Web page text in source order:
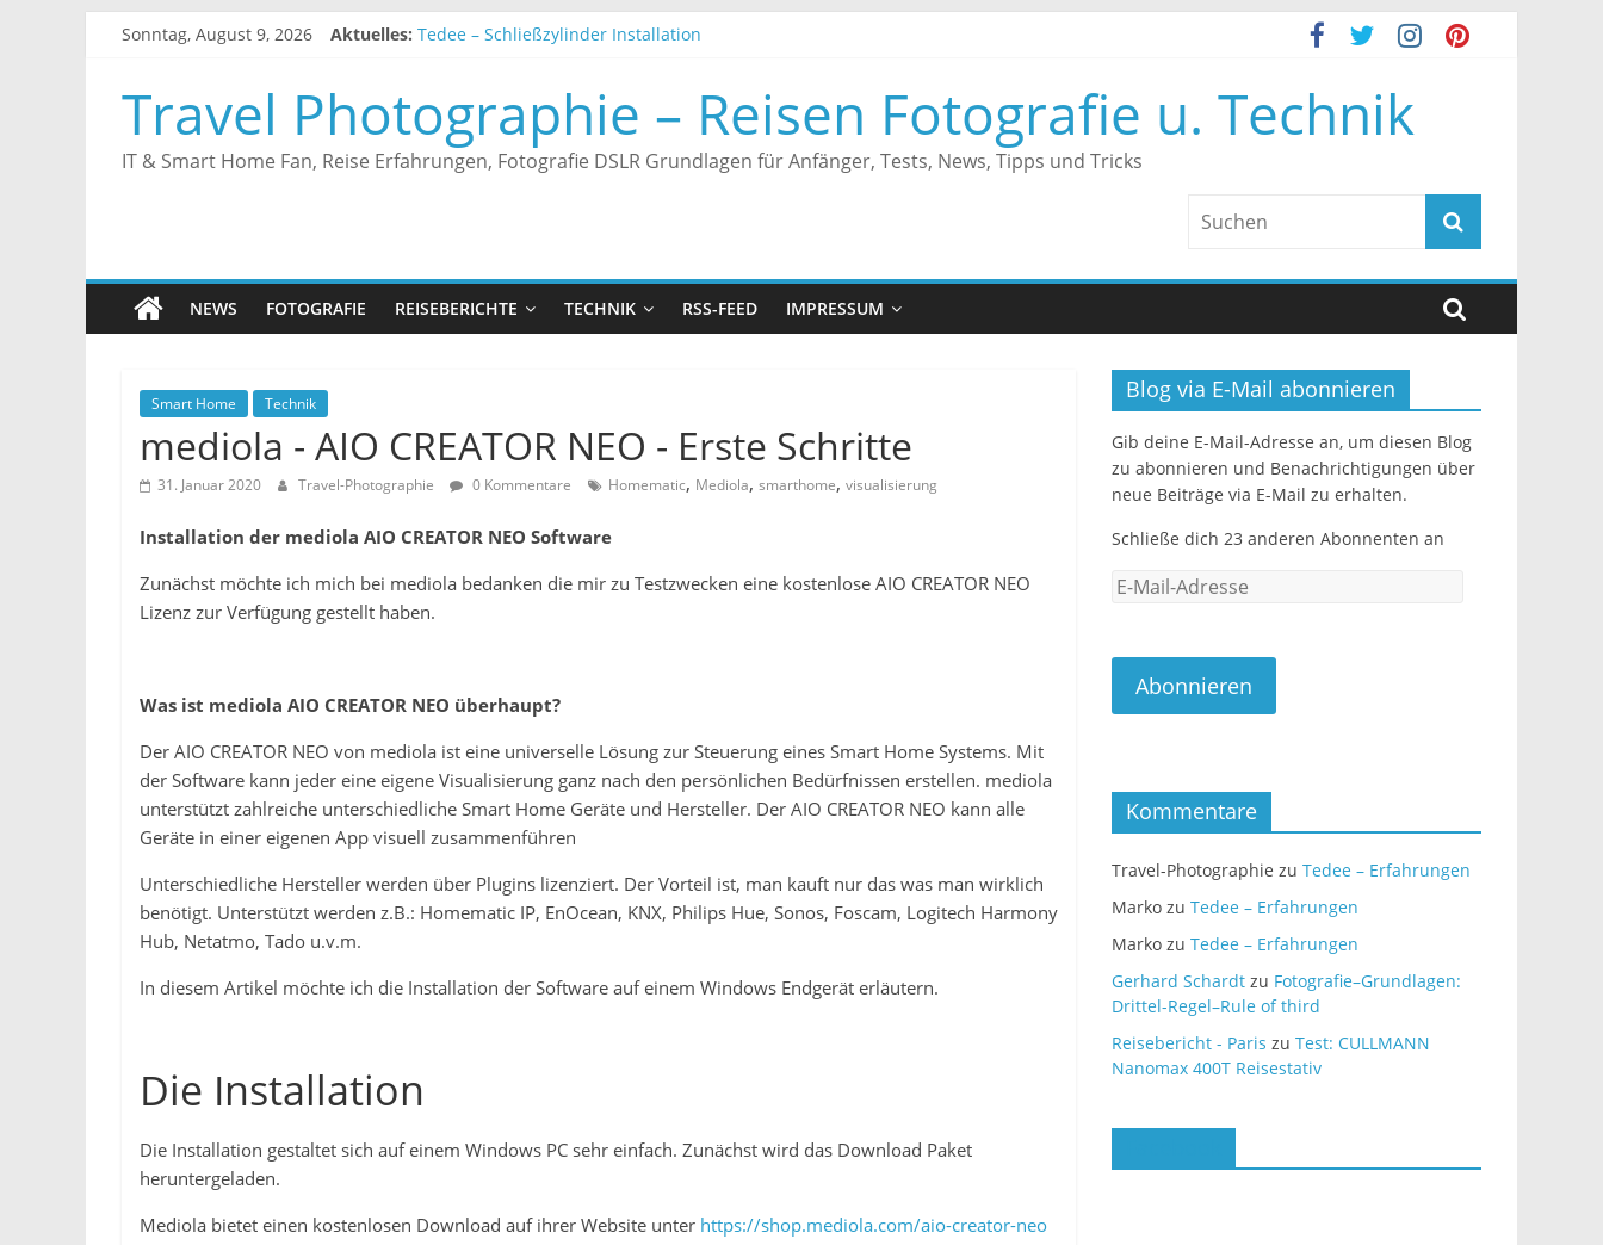
ZumSonntag, August 9, 2026 Aktuelles: Tedee – Schließzylinder Installation
Tedee – Smartes Türschloss an Alexa anbinden
Tedee – Erfahrungen
Travel Photographie – Reisen Fotografie u. Technik
IT & Smart Home Fan, Reise Erfahrungen, Fotografie DSLR Grundlagen für Anfänger, Tests, News, Tipps und Tricks
NEWS FOTOGRAFIE REISEBERICHTE TECHNIK RSS-FEED IMPRESSUM
Smart Home Technik
mediola - AIO CREATOR NEO - Erste Schritte
31. Januar 2020 Travel-Photographie 0 Kommentare Homematic, Mediola, smarthome, visualisierung
Installation der mediola AIO CREATOR NEO Software
Zunächst möchte ich mich bei mediola bedanken die mir zu Testzwecken eine kostenlose AIO CREATOR NEO
Lizenz zur Verfügung gestellt haben.
Was ist mediola AIO CREATOR NEO überhaupt?
Der AIO CREATOR NEO von mediola ist eine universelle Lösung zur Steuerung eines Smart Home Systems. Mit
der Software kann jeder eine eigene Visualisierung ganz nach den persönlichen Bedürfnissen erstellen. mediola
unterstützt zahlreiche unterschiedliche Smart Home Geräte und Hersteller. Der AIO CREATOR NEO kann alle
Geräte in einer eigenen App visuell zusammenführen
Unterschiedliche Hersteller werden über Plugins lizenziert. Der Vorteil ist, man kauft nur das was man wirklich
benötigt. Unterstützt werden z.B.: Homematic IP, EnOcean, KNX, Philips Hue, Sonos, Foscam, Logitech Harmony
Hub, Netatmo, Tado u.v.m.
In diesem Artikel möchte ich die Installation der Software auf einem Windows Endgerät erläutern.
Die Installation
Die Installation gestaltet sich auf einem Windows PC sehr einfach. Zunächst wird das Download Paket
heruntergeladen.
Mediola bietet einen kostenlosen Download auf ihrer Website unter https://shop.mediola.com/aio-creator-neo
Blog via E-Mail abonnieren
Gib deine E-Mail-Adresse an, um diesen Blog
zu abonnieren und Benachrichtigungen über
neue Beiträge via E-Mail zu erhalten.
Schließe dich 23 anderen Abonnenten an
E-
Abonnieren
Kommentare
Travel-Photographie zu Tedee – Erfahrungen
Marko zu Tedee – Erfahrungen
Marko zu Tedee – Erfahrungen
Gerhard Schardt zu Fotografie–Grundlagen:
Drittel-Regel–Rule of third
Reisebericht - Paris zu Test: CULLMANN
Nanomax 400T Reisestativ